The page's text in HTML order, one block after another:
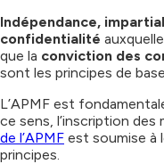
Indépendance,
confidentialité
que la conviction des
sont les principes de base.
L’APMF est
ce sens, l’inscription des
de l’APMF est soumise à
principes.